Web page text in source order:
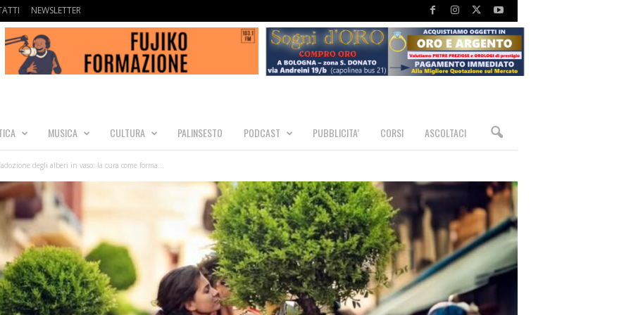
NEWSLETTER
MUSICA CULTURA PALINSESTO PODCAST PUBBLICITA’ CORSI ASCOLTACI
degli alberi in vaso: la cura come forma...